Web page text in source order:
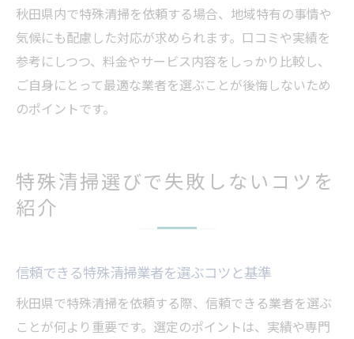
秋田県内で特殊清掃を依頼する場合、地域特有の事情や
気候にも配慮した対応が求められます。口コミや実績を
参考にしつつ、料金やサービス内容をしっかり比較し、
ご自身にとって最適な業者を選ぶことが後悔しないため
のポイントです。
特殊清掃選びで失敗しないコツを
紹介
信頼できる特殊清掃業者を選ぶコツと基準
秋田県で特殊清掃を依頼する際、信頼できる業者を選ぶ
ことが何より重要です。選定のポイントは、実績や専門